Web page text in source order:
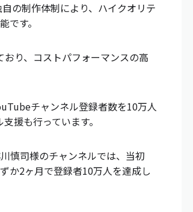
の制作体制により、ハイクオリテ
です。
り、コストパフォーマンスの高
チャンネル登録者数を10万人
援も行っています。
慎司様のチャンネルでは、当初
か2ヶ月で登録者10万人を達成し